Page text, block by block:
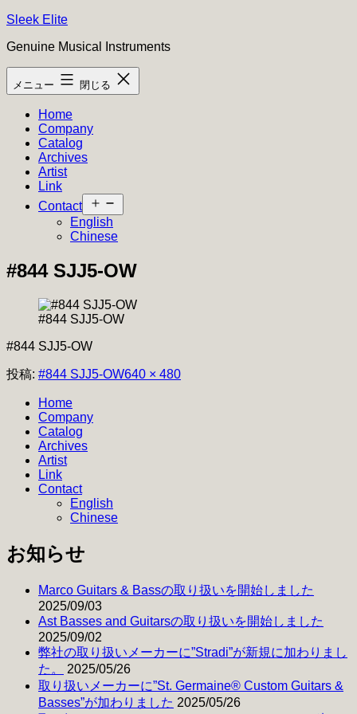
コ
テ
ン
ツ
Sleek Elite
Genuine Musical Instruments
メニュー 閉じる
Home
Company
Catalog
Archives
Artist
Link
Contact
ニ
ー
開
English
Chinese
#844 SJJ5-OW
#844 SJJ5-OW
#844 SJJ5-OW
投稿: #844 SJJ5-OWフ
640 × 480
Home
Company
Catalog
Archives
Artist
Link
Contact
English
Chinese
お知らせ
Marco Guitars & Bassの取り扱いを開始しました
2025/09/03
Ast Basses and Guitarsの取り扱いを開始しました
2025/09/02
弊社の取り扱いメーカーに”Stradi”が新規に加わりまし
た。
2025/05/26
取り扱いメーカーに”St. Germaine® Custom Guitars &
Basses”が加わりました 2025/05/26